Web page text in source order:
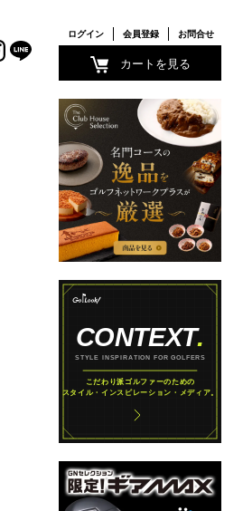
ログイン 会員登録 お問合せ
カートを見る